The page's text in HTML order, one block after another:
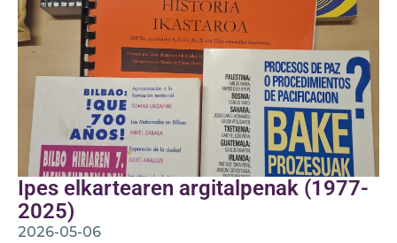
Ipes elkartearen argitalpenak (1977-
2025)
2026-05-06